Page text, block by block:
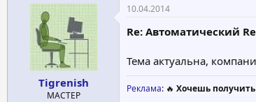
Tigrenish
МАСТЕР
10.04.2014
Re: Автоматический
Тема актуальна,
Реклама: 🔥 Хочешь получить